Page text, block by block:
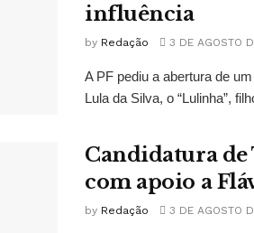
influência
by Redação 3 DE AGOSTO
A PF pediu a abertura de
Lula da Silva, o “Lulinha”,
Candidatura
com apoio a
by Redação 3 DE AGOSTO